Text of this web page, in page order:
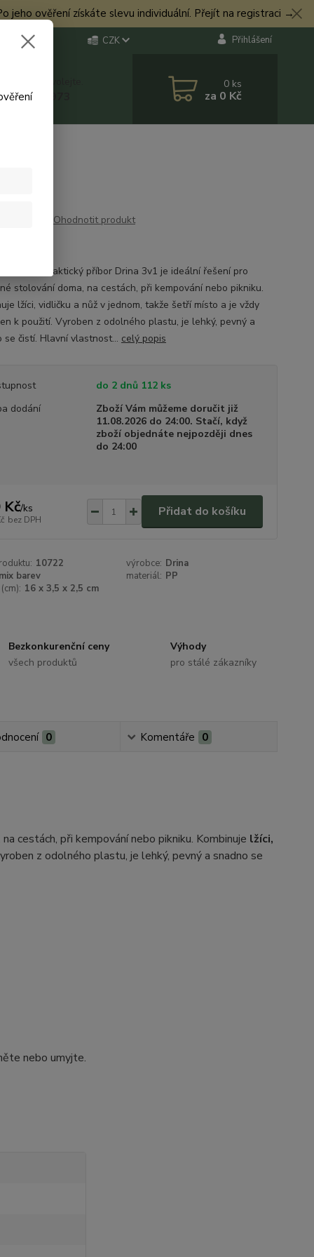
jeho ověření získáte slevu individuální. Přejít na registraci →
CZK Přihlášení
544 973
0 ks
za 0 Kč
Ohodnotit produkt
3v1 Praktický příbor Drina 3v1 je ideální řešení pro
stolování doma, na cestách, při kempování nebo pikniku.
lžíci, vidličku a nůž v jednom, takže šetří místo a je vždy
k použití. Vyroben z odolného plastu, je lehký, pevný a
se čistí. Hlavní vlastnost... celý popis
do 2 dnů 112 ks
dodání
Zboží Vám můžeme doručit již
11.08.2026 do 24:00. Stačí, když
zboží objednáte nejpozději dnes
do 24:00
Kč/ks
bez DPH
Přidat do košíku
10722 výrobce: Drina
barev
materiál: PP
16 x 3,5 x 2,5 cm
Bezkonkurenční ceny
všech produktů
Výhody
pro stálé zákazníky
0 Komentáře 0
cestách, při kempování nebo pikniku. Kombinuje lžíci,
z odolného plastu, je lehký, pevný a snadno se
nebo umyjte.